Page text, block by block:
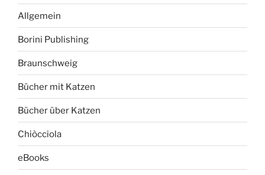
Allgemein
Borini Publishing
Braunschweig
Bücher mit Katzen
Bücher über Katzen
Chiòcciola
eBooks